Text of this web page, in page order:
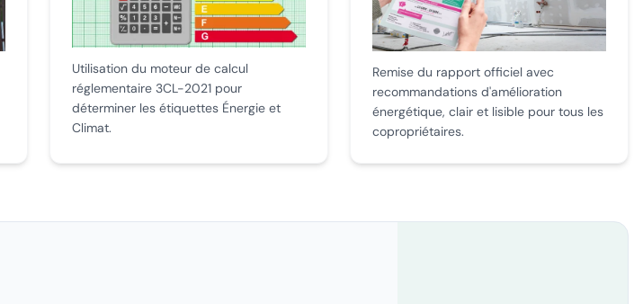
Utilisation du moteur de calcul
réglementaire 3CL-2021 pour
déterminer les étiquettes Énergie et
Climat.
Remise du rapport officiel avec
recommandations d'amélioration
énergétique, clair et lisible pour tous les
copropriétaires.